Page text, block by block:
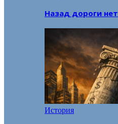
Назад дороги нет
История